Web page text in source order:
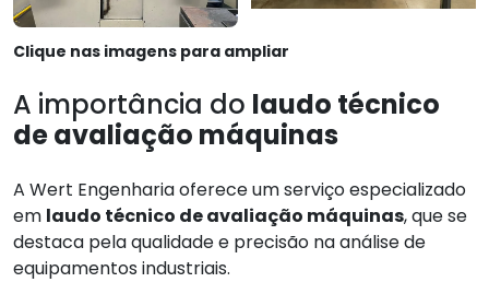
Clique nas imagens para ampliar
A importância do laudo técnico
de avaliação máquinas
A Wert Engenharia oferece um serviço especializado
em laudo técnico de avaliação máquinas, que se
destaca pela qualidade e precisão na análise de
equipamentos industriais.